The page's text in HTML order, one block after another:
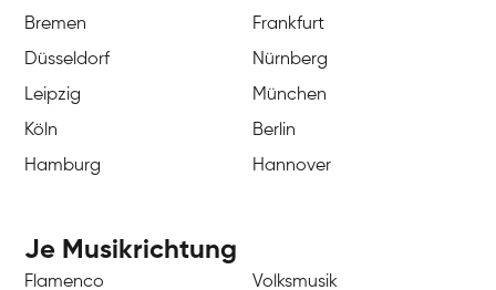
Bremen
Frankfurt
Düsseldorf
Nürnberg
Leipzig
München
Köln
Berlin
Hamburg
Hannover
Je Musikrichtung
Flamenco Volksmusik